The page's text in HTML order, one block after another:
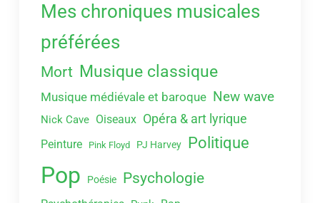
Mes chroniques musicales
préférées
Mort Musique classique
Musique médiévale et baroque New wave
Nick Cave Oiseaux Opéra & art lyrique
Peinture Pink Floyd PJ Harvey Politique
Pop Poésie Psychologie